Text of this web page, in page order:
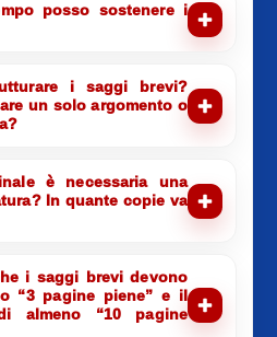
posso sostenere i
i saggi brevi?
un solo argomento o
è necessaria una
In quante copie va
i saggi brevi devono
“3 pagine piene” e il
almeno “10 pagine